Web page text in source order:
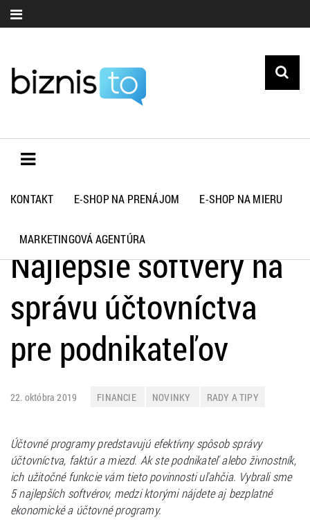
KONTAKT E-SHOP NA PRENÁJOM E-SHOP NA MIERU
MARKETINGOVÁ AGENTÚRA
Najlepšie softvéry na
správu účtovníctva
pre podnikateľov
22. októbra 2019 FINANCIE NOVINKY RADY A TIPY
Účtovné programy predstavujú efektívny spôsob správy
účtovníctva, faktúr a miezd. Ak ste podnikateľ alebo živnostník,
ich užitočné funkcie vám tieto povinnosti uľahčia. Vybrali sme
5 najlepších softvérov, medzi ktorými nájdete aj bezplatné
ekonomické a účtovné programy.